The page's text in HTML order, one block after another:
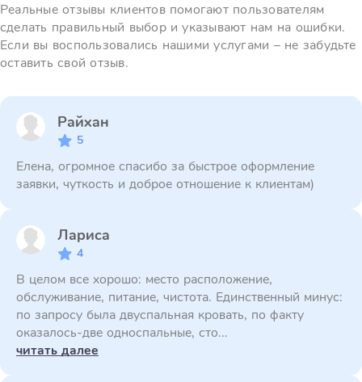
Реальные отзывы клиентов помогают пользователям
сделать правильный выбор и указывают нам на ошибки.
Если вы воспользовались нашими услугами – не забудьте
оставить свой отзыв.
Райхан
5
Елена, огромное спасибо за быстрое оформление
заявки, чуткость и доброе отношение к клиентам)
Лариса
4
В целом все хорошо: место расположение,
обслуживание, питание, чистота. Единственный минус:
по запросу была двуспальная кровать, по факту
оказалось-две односпальные, сто...
читать далее